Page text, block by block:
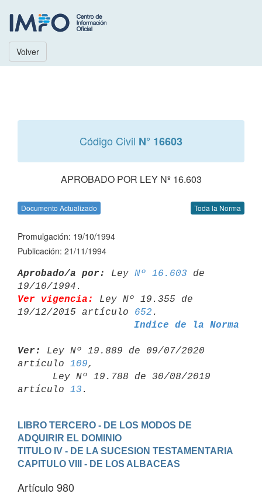
Volver
Código Civil N° 16603
APROBADO POR LEY Nº 16.603
Documento Actualizado Toda la Norma
Promulgación: 19/10/1994
Publicación: 21/11/1994
Aprobado/a por: Ley Nº 16.603 de
Ver vigencia:
Ley Nº 19.355 de
19/12/2015 artículo 652
Indice de la Norma
Ver:
Ley Nº 19.889 de 09/07/2020
artículo 109,
artículo 13
LIBRO TERCERO - DE LOS MODOS DE
ADQUIRIR EL DOMINIO
TITULO IV - DE LA SUCESION TESTAMENTARIA
CAPITULO VIII - DE LOS ALBACEAS
Artículo 980